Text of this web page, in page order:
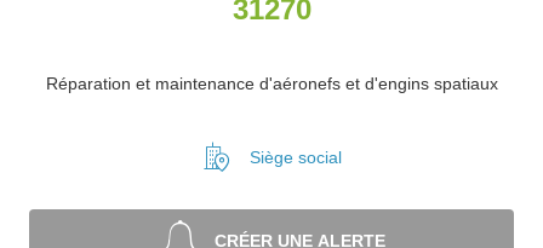
31270
Réparation et maintenance d'aéronefs et d'engins spatiaux
Siège social
CRÉER UNE ALERTE